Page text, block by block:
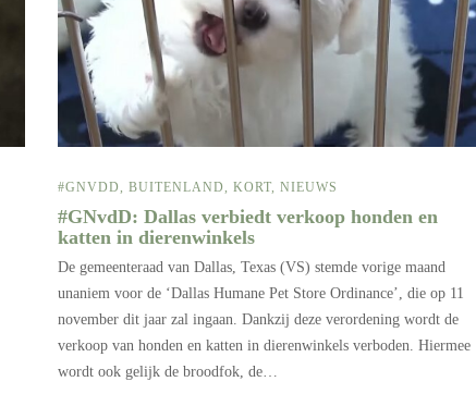
#GNVDD BUITENLAND KORT NIEUWS
#GNvdD: Dallas verbiedt verkoop honden en
katten in dierenwinkels
De gemeenteraad van Dallas, Texas (VS) stemde vorige maand
unaniem voor de ‘Dallas Humane Pet Store Ordinance’, die op 11
november dit jaar zal ingaan. Dankzij deze verordening wordt de
verkoop van honden en katten in dierenwinkels verboden. Hiermee
wordt ook gelijk de broodfok, de…